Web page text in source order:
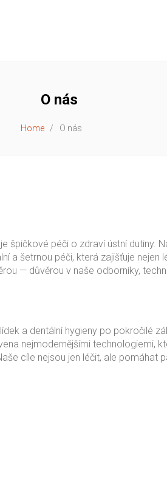
O nás
Home O nás
špičkové péči o zdraví ústní dutiny.
a šetrnou péči, která zajišťuje nejen
— důvěrou v naše odborníky,
a dentální hygieny po pokročilé
nejmodernějšími technologiemi,
cíle nejsou jen léčit, ale pomáhat